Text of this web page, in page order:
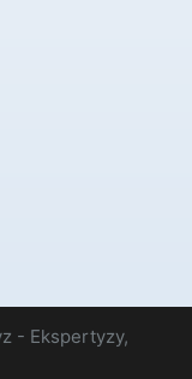
- Ekspertyzy,